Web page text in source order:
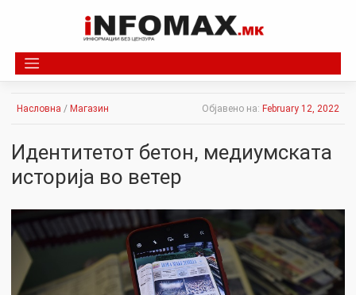
Насловна / Магазин Објавено на: February 12, 2022
Идентитетот бетон, медиумската
историја во ветер